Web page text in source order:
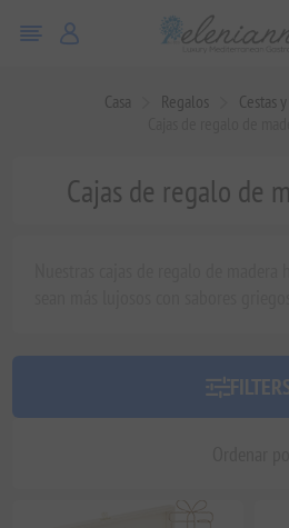
Casa Regalos
Cestas
Cajas de regalo de